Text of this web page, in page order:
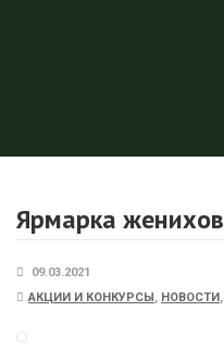
Ярмарка женихов
09.03.2021
АКЦИИ И КОНКУРСЫ, НОВОСТИ,